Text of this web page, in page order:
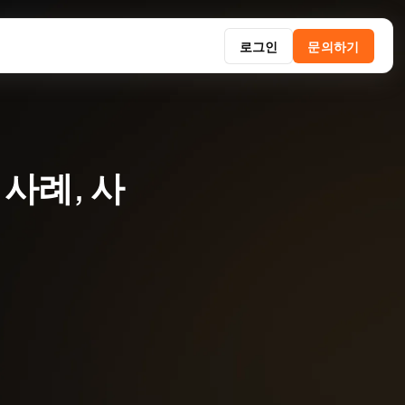
로그인 문의하기
례, 사